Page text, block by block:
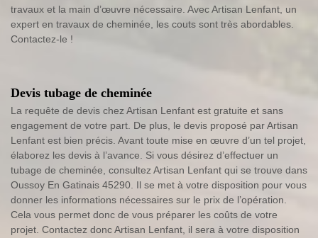
travaux et la main d’œuvre nécessaire. Avec Artisan Lenfant, un
expert en travaux de cheminée, les couts sont très abordables.
Contactez-le !
Devis tubage de cheminée
La requête de devis chez Artisan Lenfant est gratuite et sans
engagement de votre part. De plus, le devis proposé par Artisan
Lenfant est bien précis. Avant toute mise en œuvre d’un tel projet,
élaborez les devis à l’avance. Si vous désirez d’effectuer un
tubage de cheminée, consultez Artisan Lenfant qui se trouve dans
Oussoy En Gatinais 45290. Il se met à votre disposition pour vous
donner les informations nécessaires sur le prix de l’opération.
Cela vous permet donc de vous préparer les coûts de votre
projet. Contactez donc Artisan Lenfant, il sera à votre disposition